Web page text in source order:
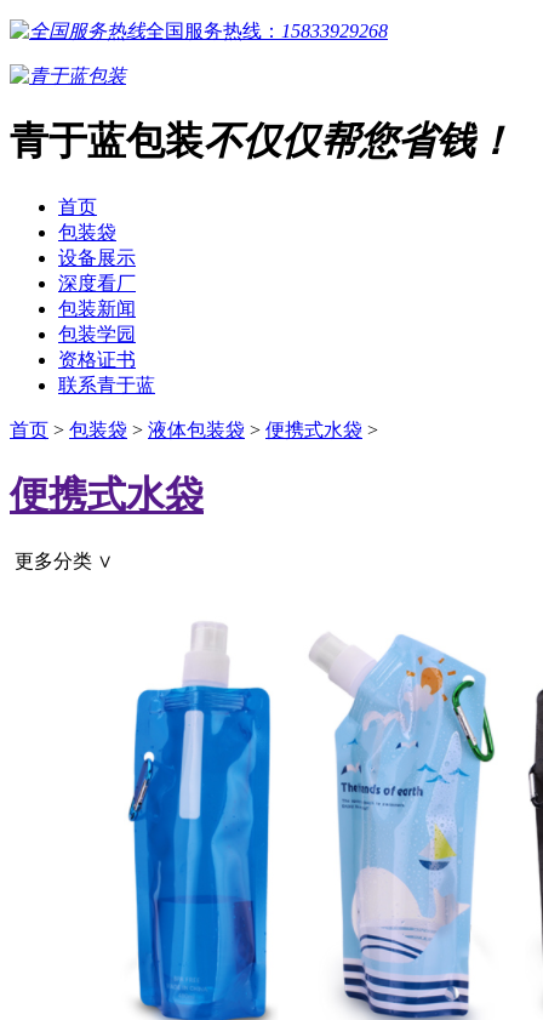
全国服务热线： 15833929268
青于蓝包装不仅仅帮您省钱！
首页
包装袋
设备展示
深度看厂
包装新闻
包装学园
资格证书
联系青于蓝
首页 > 包装袋 > 液体包装袋 > 便携式水袋 >
便携式水袋
更多分类 ∨